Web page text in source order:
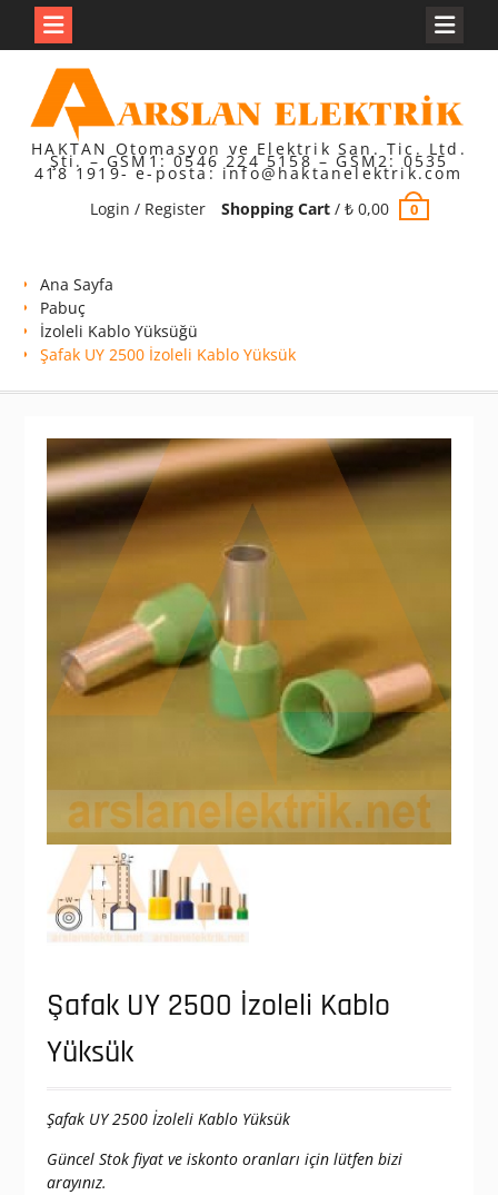
content
HAKTAN Otomasyon ve Elektrik San. Tic. Ltd.
Şti. – GSM1: 0546 224 5158 – GSM2: 0535
418 1919- e-posta: info@haktanelektrik.com
Login / Register
Shopping Cart/ ₺0,00 0
Ana Sayfa
Pabuç
İzoleli Kablo Yüksüğü
Şafak UY 2500 İzoleli Kablo Yüksük
Şafak UY 2500 İzoleli Kablo
Yüksük
Şafak UY 2500 İzoleli Kablo Yüksük
Güncel Stok fiyat ve iskonto oranları için lütfen bizi
arayınız.